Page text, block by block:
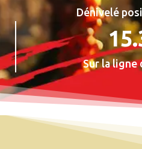
Dénivelé
1
5
.
3
Sur la ligne